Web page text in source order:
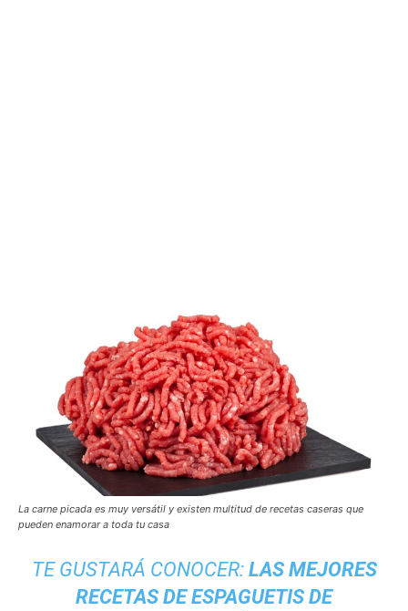
La carne picada es muy versátil y existen multitud de recetas caseras que
pueden enamorar a toda tu casa
TE GUSTARÁ CONOCER: LAS MEJORES
RECETAS DE ESPAGUETIS DE